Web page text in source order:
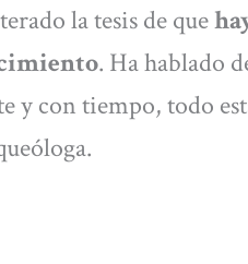
la tesis de que
. Ha hablado
y con tiempo, todo